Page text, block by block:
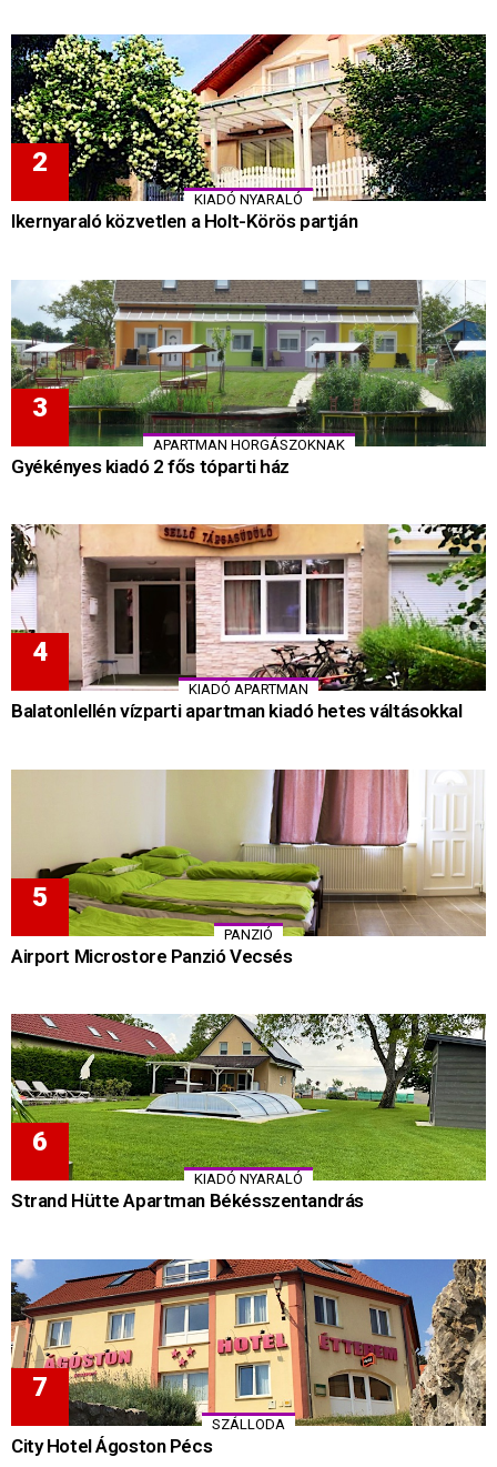
KIADÓ NYARALÓ
Ikernyaraló közvetlen a Holt-Körös partján
APARTMAN HORGÁSZOKNAK
Gyékényes kiadó 2 fős tóparti ház
KIADÓ APARTMAN
Balatonlellén vízparti apartman kiadó hetes váltásokkal
PANZIÓ
Airport Microstore Panzió Vecsés
KIADÓ NYARALÓ
Strand Hütte Apartman Békésszentandrás
SZÁLLODA
City Hotel Ágoston Pécs